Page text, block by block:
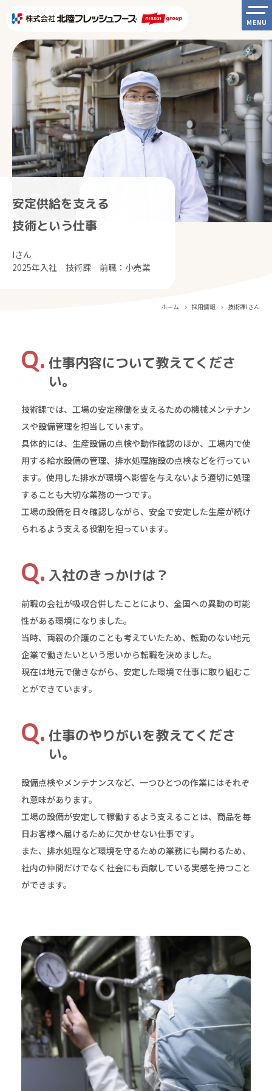
MENU
安定供給を支える
技術という仕事
Iさん
2025年入社 技術課 前職：小売業
ホーム 採用情報 技術課Iさん
仕事内容について教えてくださ
い。
技術課では、工場の安定稼働を支えるための機械メンテナン
スや設備管理を担当しています。
具体的には、生産設備の点検や動作確認のほか、工場内で使
用する給水設備の管理、排水処理施設の点検などを行ってい
ます。使用した排水が環境へ影響を与えないよう適切に処理
することも大切な業務の一つです。
工場の設備を日々確認しながら、安全で安定した生産が続け
られるよう支える役割を担っています。
入社のきっかけは？
前職の会社が吸収合併したことにより、全国への異動の可能
性がある環境になりました。
当時、両親の介護のことも考えていたため、転勤のない地元
企業で働きたいという思いから転職を決めました。
現在は地元で働きながら、安定した環境で仕事に取り組むこ
とができています。
仕事のやりがいを教えてくださ
い。
設備点検やメンテナンスなど、一つひとつの作業にはそれぞ
れ意味があります。
工場の設備が安定して稼働するよう支えることは、商品を毎
日お客様へ届けるために欠かせない仕事です。
また、排水処理など環境を守るための業務にも関わるため、
社内の仲間だけでなく社会にも貢献している実感を持つこと
ができます。